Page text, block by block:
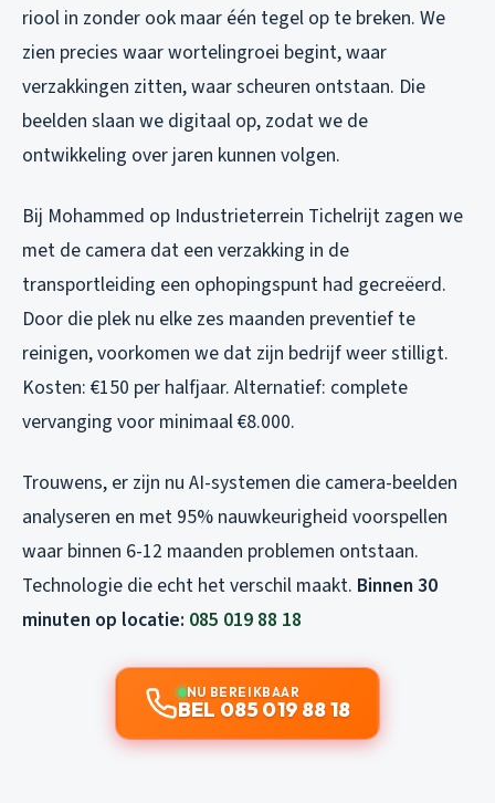
riool in zonder ook maar één tegel op te breken. We
zien precies waar wortelingroei begint, waar
verzakkingen zitten, waar scheuren ontstaan. Die
beelden slaan we digitaal op, zodat we de
ontwikkeling over jaren kunnen volgen.
Bij Mohammed op Industrieterrein Tichelrijt zagen we
met de camera dat een verzakking in de
transportleiding een ophopingspunt had gecreëerd.
Door die plek nu elke zes maanden preventief te
reinigen, voorkomen we dat zijn bedrijf weer stilligt.
Kosten: €150 per halfjaar. Alternatief: complete
vervanging voor minimaal €8.000.
Trouwens, er zijn nu AI-systemen die camera-beelden
analyseren en met 95% nauwkeurigheid voorspellen
waar binnen 6-12 maanden problemen ontstaan.
Technologie die echt het verschil maakt. Binnen 30
minuten op locatie: 085 019 88 18
NU BEREIKBAAR
BEL 085 019 88 18